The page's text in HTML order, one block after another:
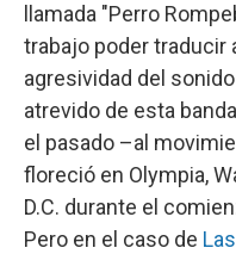
llamada "Perro
trabajo poder traducir
agresividad del
atrevido de esta
el pasado –al
floreció en Olympia,
D.C. durante el
Pero en el caso de